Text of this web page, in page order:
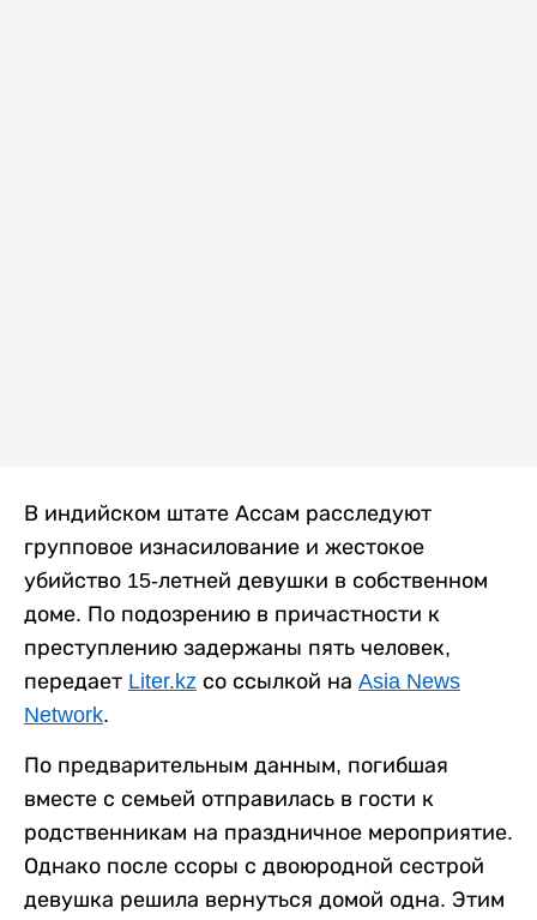
В индийском штате Ассам расследуют
групповое изнасилование и жестокое
убийство 15-летней девушки в собственном
доме. По подозрению в причастности к
преступлению задержаны пять человек,
передает Liter.kz со ссылкой на Asia News
Network.
По предварительным данным, погибшая
вместе с семьей отправилась в гости к
родственникам на праздничное мероприятие.
Однако после ссоры с двоюродной сестрой
девушка решила вернуться домой одна. Этим